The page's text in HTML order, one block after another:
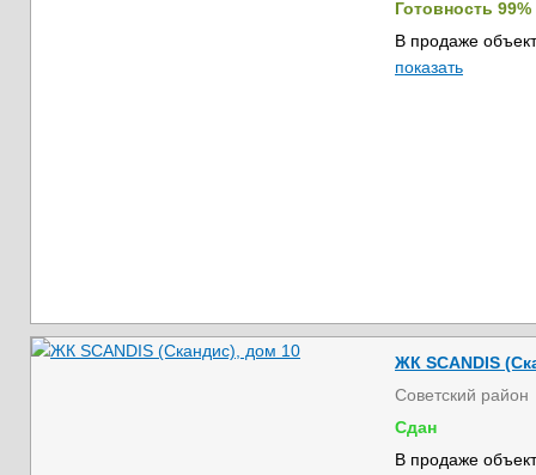
Готовность 99%
В продаже
показать
ЖК SCANDIS
Советский район
Сдан
В продаже